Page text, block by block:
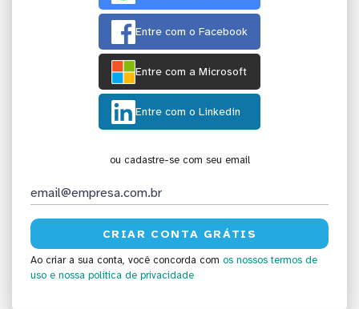
Entre com o Facebook
Entre com a Microsoft
Entre com o Linkedin
ou cadastre-se com seu email
Ao criar a sua conta, você concorda com os nossos termos de
uso e nossa política de privacidade